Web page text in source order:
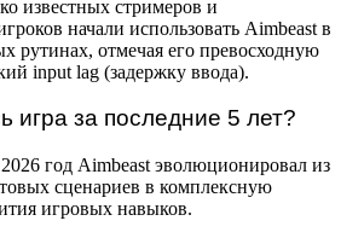
известных стримеров и
начали использовать Aimbeast в
рутинах, отмечая его превосходную
input lag (задержку ввода).
игра за последние 5 лет?
год Aimbeast эволюционировал из
сценариев в комплексную
игровых навыков.